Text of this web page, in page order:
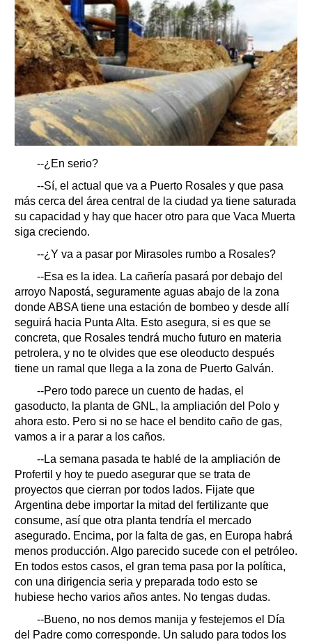
--¿En serio?
--Sí, el actual que va a Puerto Rosales y que pasa
más cerca del área central de la ciudad ya tiene saturada
su capacidad y hay que hacer otro para que Vaca Muerta
siga creciendo.
--¿Y va a pasar por Mirasoles rumbo a Rosales?
--Esa es la idea. La cañería pasará por debajo del
arroyo Napostá, seguramente aguas abajo de la zona
donde ABSA tiene una estación de bombeo y desde allí
seguirá hacia Punta Alta. Esto asegura, si es que se
concreta, que Rosales tendrá mucho futuro en materia
petrolera, y no te olvides que ese oleoducto después
tiene un ramal que llega a la zona de Puerto Galván.
--Pero todo parece un cuento de hadas, el
gasoducto, la planta de GNL, la ampliación del Polo y
ahora esto. Pero si no se hace el bendito caño de gas,
vamos a ir a parar a los caños.
--La semana pasada te hablé de la ampliación de
Profertil y hoy te puedo asegurar que se trata de
proyectos que cierran por todos lados. Fijate que
Argentina debe importar la mitad del fertilizante que
consume, así que otra planta tendría el mercado
asegurado. Encima, por la falta de gas, en Europa habrá
menos producción. Algo parecido sucede con el petróleo.
En todos estos casos, el gran tema pasa por la política,
con una dirigencia seria y preparada todo esto se
hubiese hecho varios años antes. No tengas dudas.
--Bueno, no nos demos manija y festejemos el Día
del Padre como corresponde. Un saludo para todos los